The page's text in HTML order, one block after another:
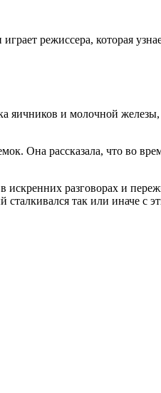
режиссера, которая
яичников и молочной
Она рассказала, что во
искренних разговорах и
так или иначе с